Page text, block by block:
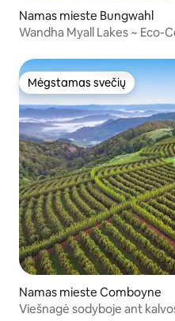
Namas mieste Bungwahl
Wandha Myall Lakes ~ Eco-
Mėgstamas svečių
Mėgstamas svečių
Namas mieste Comboyne
Viešnagė sodyboje ant